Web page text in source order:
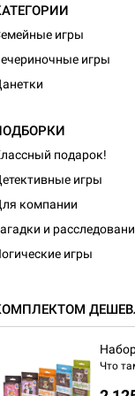
игры
игры
подарок!
игры
компании
и
игры
Что